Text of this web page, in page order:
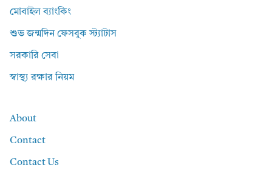
মোবাইল ব্যাংকিং
শুভ জন্মদিন ফেসবুক স্ট্যাটাস
সরকারি সেবা
স্বাস্থ্য রক্ষার নিয়ম
About
Contact
Contact Us